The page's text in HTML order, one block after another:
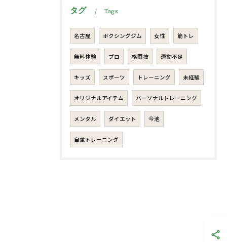
タグ Tags
名古屋 ボクシングジム 女性 筋トレ
無料体験 プロ 格闘技 運動不足
キッズ スポーツ トレーニング 未経験
オリジナルアイテム パーソナルトレーニング
メンタル ダイエット 今池
自重トレーニング